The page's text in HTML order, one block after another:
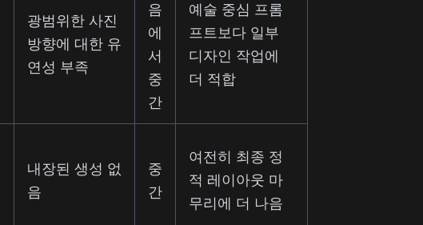
광범위한 사진
방향에 대한 유
연성 부족
음
에
서
중
간
예술 중심 프롬
프트보다 일부
디자인 작업에
더 적합
내장된 생성 없
음
중
간
여전히 최종 정
적 레이아웃 마
무리에 더 나음